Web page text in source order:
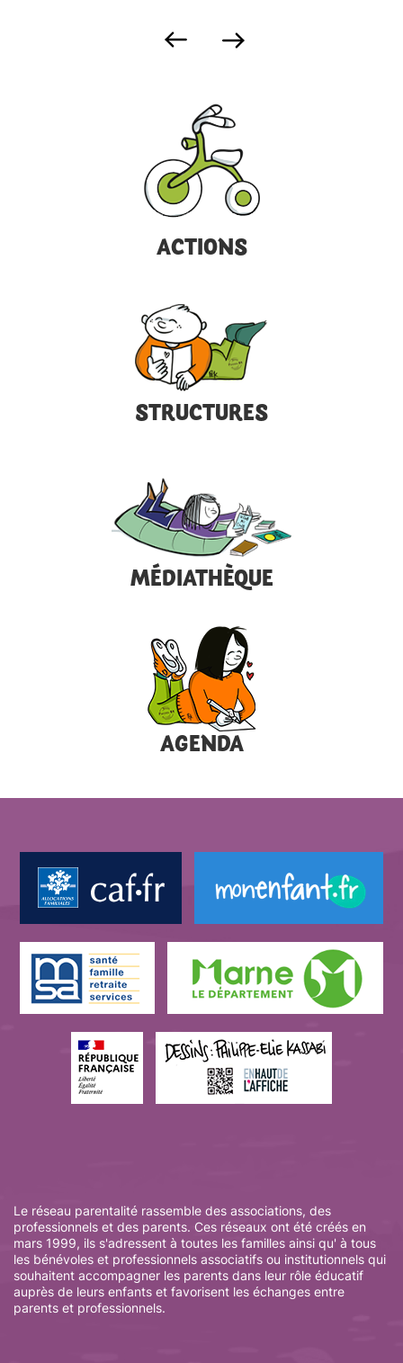
ACTIONS
STRUCTURES
MÉDIATHÈQUE
AGENDA
Le réseau parentalité rassemble des associations, des
professionnels et des parents. Ces réseaux ont été créés en
mars 1999, ils s'adressent à toutes les familles ainsi qu' à tous
les bénévoles et professionnels associatifs ou institutionnels qui
souhaitent accompagner les parents dans leur rôle éducatif
auprès de leurs enfants et favorisent les échanges entre
parents et professionnels.